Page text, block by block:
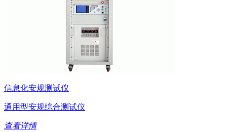
信息化安规测试仪
通用型安规综合测试仪
查看详情